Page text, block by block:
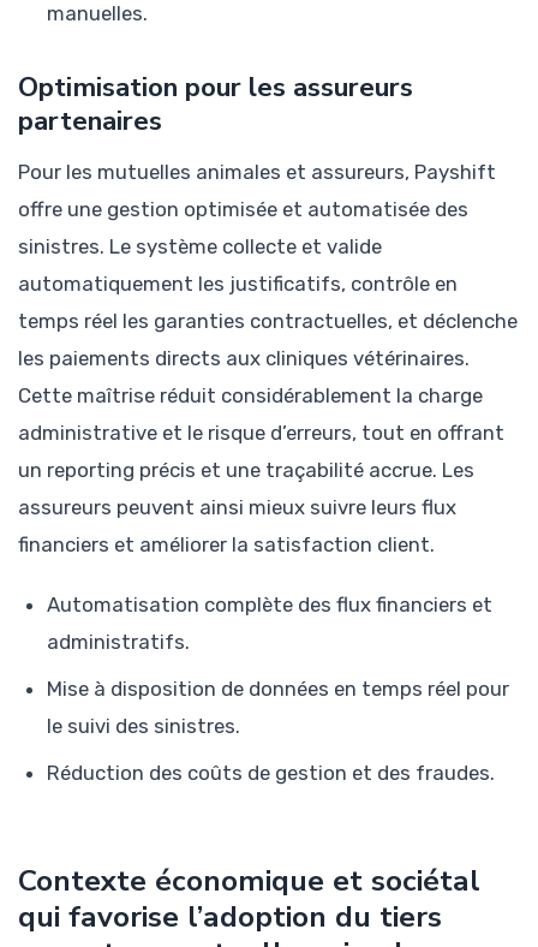
manuelles.
Optimisation pour les assureurs
partenaires
Pour les mutuelles animales et assureurs, Payshift
offre une gestion optimisée et automatisée des
sinistres. Le système collecte et valide
automatiquement les justificatifs, contrôle en
temps réel les garanties contractuelles, et déclenche
les paiements directs aux cliniques vétérinaires.
Cette maîtrise réduit considérablement la charge
administrative et le risque d’erreurs, tout en offrant
un reporting précis et une traçabilité accrue. Les
assureurs peuvent ainsi mieux suivre leurs flux
financiers et améliorer la satisfaction client.
Automatisation complète des flux financiers et
administratifs.
Mise à disposition de données en temps réel pour
le suivi des sinistres.
Réduction des coûts de gestion et des fraudes.
Contexte économique et sociétal
qui favorise l’adoption du tiers